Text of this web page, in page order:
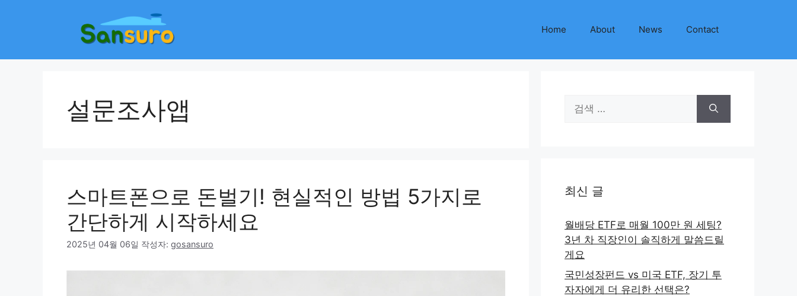
Home About News Contact
설문조사앱
스마트폰으로 돈벌기! 현실적인 방법 5가지로
간단하게 시작하세요
2025년 04월 06일 작성자: gosansuro
색:
최신 글
월배당 ETF로 매월 100만 원 세팅?
3년 차 직장인이 솔직하게 말씀드릴
게요
국민성장펀드 vs 미국 ETF, 장기 투
자자에게 더 유리한 선택은?